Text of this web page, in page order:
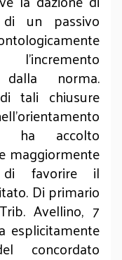
un passivo
dalla norma.
tali chiusure
ha accolto
maggiormente
favorire il
Di primario
Avellino, 7
esplicitamente
concordato